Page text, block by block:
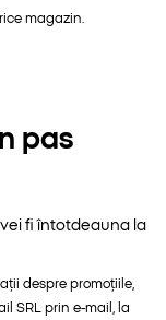
magazin.
pas
fi întotdeauna la
despre promoțiile,
SRL prin e-mail, la